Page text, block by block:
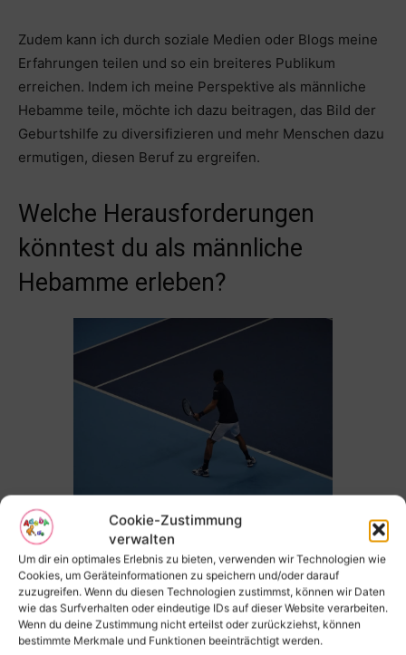
Cookie-Zustimmung
verwalten
Um dir ein optimales Erlebnis zu bieten, verwenden wir Technologien wie
Cookies, um Geräteinformationen zu speichern und/oder darauf
zuzugreifen. Wenn du diesen Technologien zustimmst, können wir Daten
wie das Surfverhalten oder eindeutige IDs auf dieser Website verarbeiten.
Wenn du deine Zustimmung nicht erteilst oder zurückziehst, können
bestimmte Merkmale und Funktionen beeinträchtigt werden.
Zudem kann ich durch soziale Medien oder Blogs meine
Erfahrungen teilen und so ein breiteres Publikum
erreichen. Indem ich meine Perspektive als männliche
Hebamme teile, möchte ich dazu beitragen, das Bild der
Geburtshilfe zu diversifizieren und mehr Menschen dazu
ermutigen, diesen Beruf zu ergreifen.
Welche Herausforderungen
könntest du als männliche
Hebamme erleben?
Meine Erfahrungen als männliche
Hebamme
Als männliche Hebamme könnte ich mit verschiedenen
Herausforderungen konfrontiert werden.Eine der